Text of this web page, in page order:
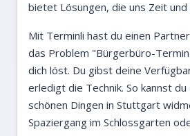
bietet Lösungen, die uns Zeit
Mit Terminli hast du einen
das Problem "Bürgerbüro-
dich löst. Du gibst deine
erledigt die Technik. So kannst
schönen Dingen in Stuttgart
Spaziergang im Schlossgarten